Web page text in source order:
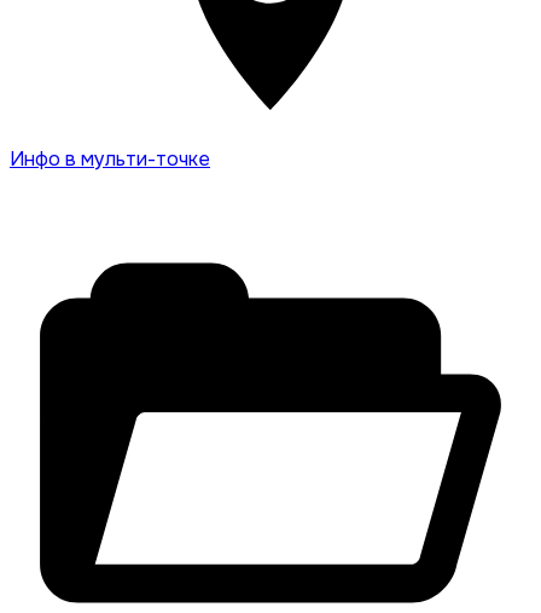
Инфо в мульти-точке